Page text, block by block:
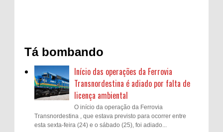
Tá bombando
Início das operações da Ferrovia
Transnordestina é adiado por falta de
licença ambiental
O início da operação da Ferrovia
Transnordestina , que estava previsto para ocorrer entre
esta sexta-feira (24) e o sábado (25), foi adiado...